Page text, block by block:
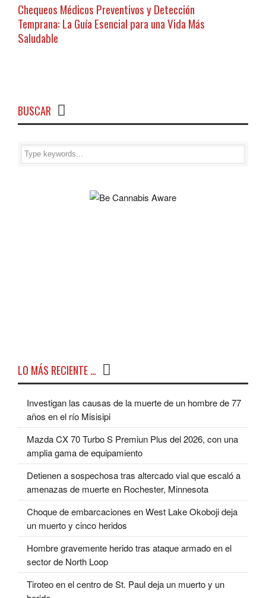
Chequeos Médicos Preventivos y Detección
Temprana: La Guía Esencial para una Vida Más
Saludable
BUSCAR
LO MÁS RECIENTE …
Investigan las causas de la muerte de un hombre de 77
años en el río Misisipi
Mazda CX 70 Turbo S Premiun Plus del 2026, con una
amplia gama de equipamiento
Detienen a sospechosa tras altercado vial que escaló a
amenazas de muerte en Rochester, Minnesota
Choque de embarcaciones en West Lake Okoboji deja
un muerto y cinco heridos
Hombre gravemente herido tras ataque armado en el
sector de North Loop
Tiroteo en el centro de St. Paul deja un muerto y un